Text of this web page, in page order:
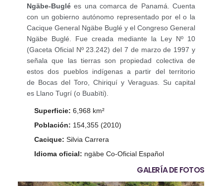
Ngäbe-Buglé es una comarca de Panamá. Cuenta
con un gobierno autónomo representado por el o la
Cacique General Ngäbe Buglé y el Congreso General
Ngäbe Buglé. Fue creada mediante la Ley Nº 10
(Gaceta Oficial Nº 23.242) del 7 de marzo de 1997 y
señala que las tierras son propiedad colectiva de
estos dos pueblos indígenas a partir del territorio
de Bocas del Toro, Chiriquí y Veraguas. Su capital
es Llano Tugrí (o Buabïti).
Superficie: 6,968 km²
Población: 154,355 (2010)
Cacique: Silvia Carrera
Idioma oficial: ngäbe Co-Oficial Español
GALERÍA DE FOTOS